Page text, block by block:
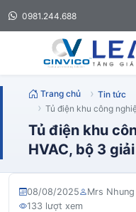
0981.244.688
Trang chủ
Tin tức
Tủ điện khu công
Tủ điện khu
HVAC, bộ 3
08/08/2025 Mrs
133 lượt xem